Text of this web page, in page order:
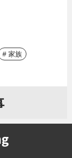
# 家族